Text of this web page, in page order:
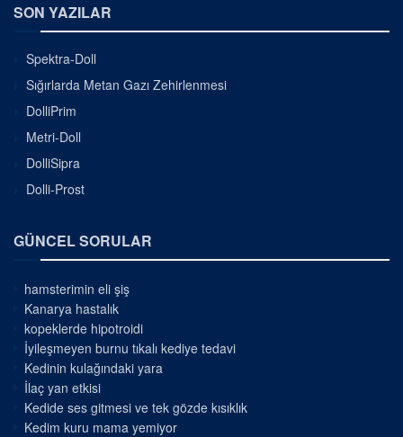
SON YAZILAR
Spektra-Doll
Sığırlarda Metan Gazı Zehirlenmesi
DolliPrim
Metri-Doll
DolliSipra
Dolli-Prost
GÜNCEL SORULAR
hamsterimin eli şiş
Kanarya hastalık
kopeklerde hipotroidi
İyileşmeyen burnu tıkalı kediye tedavi
Kedinin kulağındaki yara
İlaç yan etkisi
Kedide ses gitmesi ve tek gözde kısıklık
Kedim kuru mama yemiyor